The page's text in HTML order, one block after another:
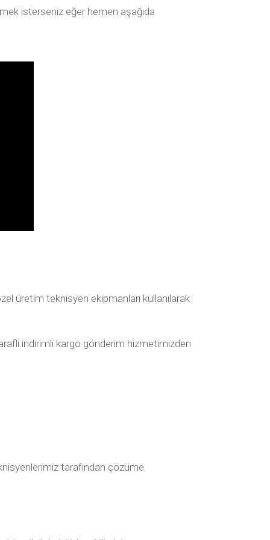
isterseniz eğer hemen aşağıda
üretim teknisyen ekipmanları kullanılarak
indirimli kargo gönderim hizmetimizden
tarafından çözüme